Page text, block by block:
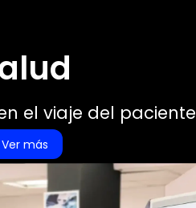
el viaje del paciente
Ver más